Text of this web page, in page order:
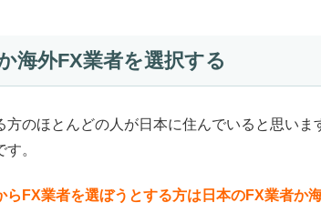
海外FX業者を選択する
方のほとんどの人が日本に住んでいると思い
。
らFX業者を選ぼうとする方は日本のFX業者か